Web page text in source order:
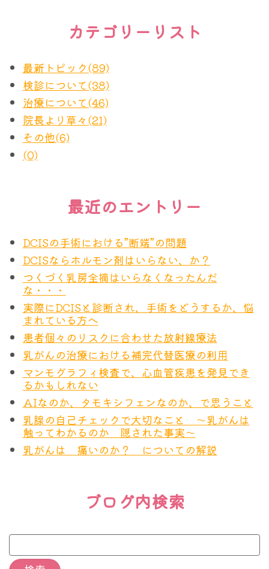
カテゴリーリスト
最新トピック(89)
検診について(38)
治療について(46)
院長より草々(21)
その他(6)
(0)
最近のエントリー
DCISの手術における”断端”の問題
DCISならホルモン剤はいらない、か？
つくづく乳房全摘はいらなくなったんだ
な・・・
実際にDCISと診断され、手術をどうするか、悩
まれている方へ
患者個々のリスクに合わせた放射線療法
乳がんの治療における補完代替医療の利用
マンモグラフィ検査で、心血管疾患を発見でき
るかもしれない
AIなのか、タモキシフェンなのか、で思うこと
乳腺の自己チェックで大切なこと ～乳がんは
触ってわかるのか 隠された事実～
乳がんは 痛いのか？ についての解説
ブログ内検索